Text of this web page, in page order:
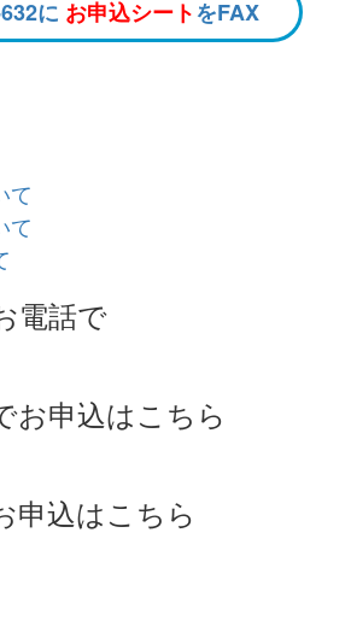
に お申込シートをFAX
て
て
電話で
お申込はこちら
申込はこちら